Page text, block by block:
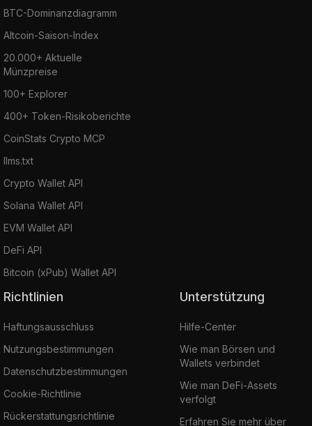
BTC-Dominanzdiagramm
Altcoin-Saison-Index
20.000+ Aktuelle
Münzpreise
100+ Explorer
400+ Token-Risikoberichte
CoinStats Crypto MCP
llms.txt
Crypto Wallet API
Solana Wallet API
EVM Wallet API
DeFi API
Bitcoin (xPub) Wallet API
Richtlinien
Haftungsausschluss
Nutzungsbestimmungen
Datenschutzbestimmungen
Cookie-Richtlinie
Rückerstattungsrichtlinie
Unterstützung
Hilfe-Center
Wie man Börsen und
Wallets verbindet
Wie man DeFi-Assets
verfolgt
Erfahren Sie mehr über